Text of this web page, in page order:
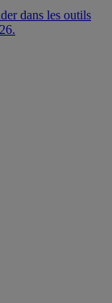
dans les outils